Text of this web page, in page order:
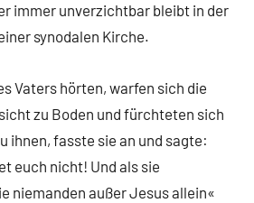
immer unverzichtbar bleibt in der
synodalen Kirche.
Vaters hörten, warfen sich die
zu Boden und fürchteten sich
ihnen, fasste sie an und sagte:
euch nicht! Und als sie
niemanden außer Jesus allein«